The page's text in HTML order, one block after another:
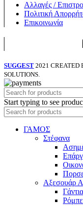
Αλλαγές /
Πολιτική
Επικοινωνία
SUGGEST 2021 CREATED
SOLUTIONS.
Start typing to see
ΓΑΜΟΣ
Στέφανα
Αξεσουάρ
Γάντια